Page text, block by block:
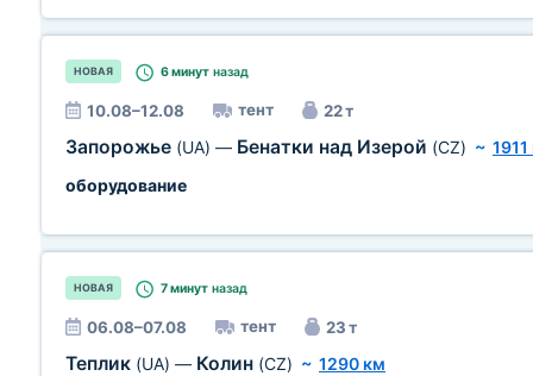
НОВАЯ 6 минут назад
10.08–12.08 тент 22 т
Запорожье (UA) — Бенатки над Изерой (CZ) ~
оборудование
НОВАЯ 7 минут назад
06.08–07.08 тент 23 т
Теплик (UA) — Колин (CZ) ~ 1290 км